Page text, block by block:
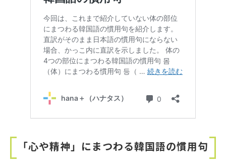
「心や精神」にまつわる韓国語の慣用句